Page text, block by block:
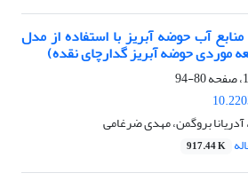
آب حوضه آبریز با استفاده از مدل
80-94
بروگمن، مهدی ضرغامی
917.44 K